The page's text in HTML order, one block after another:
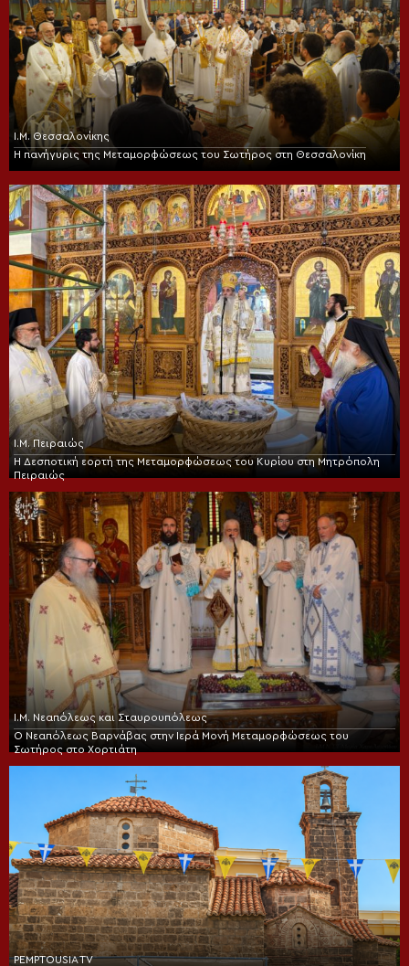
Ι.Μ. Θεσσαλονίκης
Η πανήγυρις της Μεταμορφώσεως του Σωτήρος στη Θεσσαλονίκη
Ι.Μ. Πειραιώς
Η Δεσποτική εορτή της Μεταμορφώσεως του Κυρίου στη Μητρόπολη
Πειραιώς
Ι.Μ. Νεαπόλεως και Σταυρουπόλεως
Ο Νεαπόλεως Βαρνάβας στην Ιερά Μονή Μεταμορφώσεως του
Σωτήρος στο Χορτιάτη
PEMPTOUSIA TV